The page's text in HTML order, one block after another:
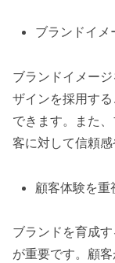
ブランドイメ
ブランドイメー
ザインを採用す
できます。また
客に対して信頼感
顧客体験を重
ブランドを育成
が重要です。顧